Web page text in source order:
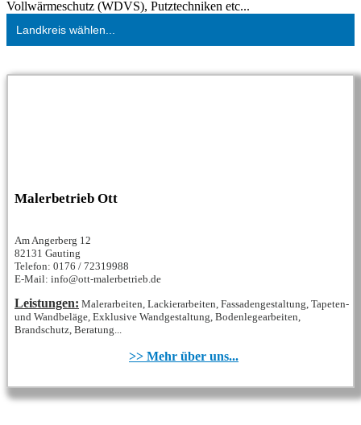
Vollwärmeschutz (WDVS), Putztechniken etc...
Landkreis wählen...
Malerbetrieb Ott
Am Angerberg 12
82131 Gauting
Telefon: 0176 / 72319988‬
E-Mail: info@ott-malerbetrieb.de
Leistungen: Malerarbeiten, Lackierarbeiten, Fassadengestaltung, Tapeten-
und Wandbeläge, Exklusive Wandgestaltung, Bodenlegearbeiten,
Brandschutz, Beratung...
>> Mehr über uns...